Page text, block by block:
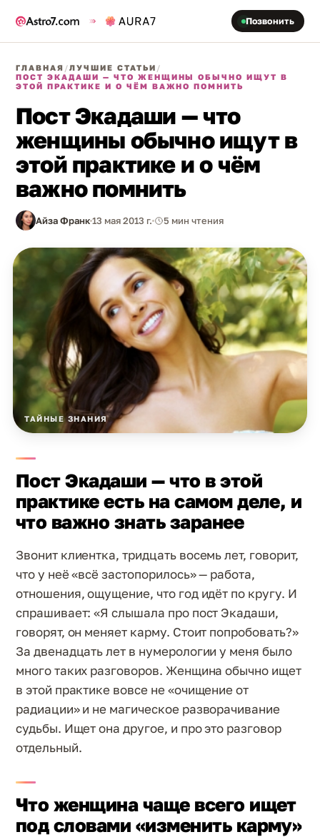
Позвонить
ГЛАВНАЯ /ЛУЧШИЕ СТАТЬИ /
ПОСТ ЭКАДАШИ — ЧТО ЖЕНЩИНЫ ОБЫЧНО ИЩУТ В
ЭТОЙ ПРАКТИКЕ И О ЧЁМ ВАЖНО ПОМНИТЬ
Пост Экадаши — что
женщины обычно ищут в
этой практике и о чём
важно помнить
Айза Франк13 мая 2013 г. 5 мин чтения
ТАЙНЫЕ ЗНАНИЯ
Пост Экадаши — что в этой
практике есть на самом деле, и
что важно знать заранее
Звонит клиентка, тридцать восемь лет, говорит,
что у неё «всё застопорилось» — работа,
отношения, ощущение, что год идёт по кругу. И
спрашивает: «Я слышала про пост Экадаши,
говорят, он меняет карму. Стоит попробовать?»
За двенадцать лет в нумерологии у меня было
много таких разговоров. Женщина обычно ищет
в этой практике вовсе не «очищение от
радиации» и не магическое разворачивание
судьбы. Ищет она другое, и про это разговор
отдельный.
Что женщина чаще всего ищет
под словами «изменить карму»